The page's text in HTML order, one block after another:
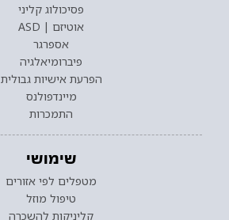
פסיכולוג קליני
אוטיזם | ASD
אספרגר
פיברומיאלגיה
הפרעת אישיות גבולית
מיינדפולנס
התמכרות
שימושי
מטפלים לפי אזורים
טיפול מוזל
קליניקות להשכרה